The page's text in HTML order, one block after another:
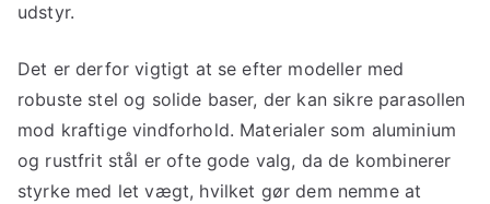
udstyr.
Det er derfor vigtigt at se efter modeller med
robuste stel og solide baser, der kan sikre parasollen
mod kraftige vindforhold. Materialer som aluminium
og rustfrit stål er ofte gode valg, da de kombinerer
styrke med let vægt, hvilket gør dem nemme at